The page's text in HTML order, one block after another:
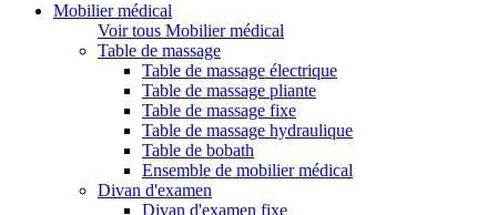
Mobilier médical
Voir tous Mobilier médical
Table de massage
Table de massage électrique
Table de massage pliante
Table de massage fixe
Table de massage hydraulique
Table de bobath
Ensemble de mobilier médical
Divan d'examen
Divan d'examen fixe